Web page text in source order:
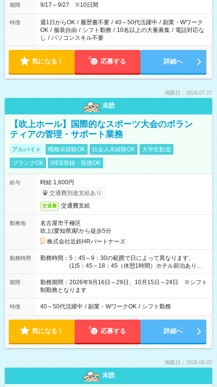
安全面に配慮しこまめな休憩があります。
期間 9/17～9/27 ※10日間
特徴 週1日からOK / 履歴書不要 / 40～50代活躍中 / 副業・Wワーク
OK / 服装自由 / シフト勤務 / 10名以上の大量募集 / 電話対応な
し / パソコンスキル不要
気になる！ 応募する 詳細へ
掲載日：2026.07.27
未読
【吹上ホール】国際的なスポーツ大会のボラン
ティアの管理・サポート業務
アルバイト 職種未経験OK 社会人未経験OK
大学生歓迎
ブランクOK
WEB登録・面接OK
給与
時給 1,600円
交通費別途支給あり
交通費 交通費支給
勤務地
名古屋市千種区
吹上(愛知県)駅から徒歩5分
株式会社近鉄HRパートナーズ
勤務時間
勤務時間：5：45～9：30の範囲で日によって異なります。
(1)5：45～18：45（休憩1時間）ホテル前泊あり！
(2)6：00～19：00（休憩1時間）ホテル前泊あり！
(3)6：45～19：45（休憩1時間） (4)7：
30～20：30（休憩1時間） (5)8：30～18：00（休憩
1時間） (6)9：30～21：30（休憩1時間）
期間
勤務期間：2026年9月16日～29日、10月15日～24日 ※シフト
制勤務となります
特徴 40～50代活躍中 / 副業・WワークOK / シフト勤務
気になる！ 応募する 詳細へ
掲載日：2026.08.07
未読